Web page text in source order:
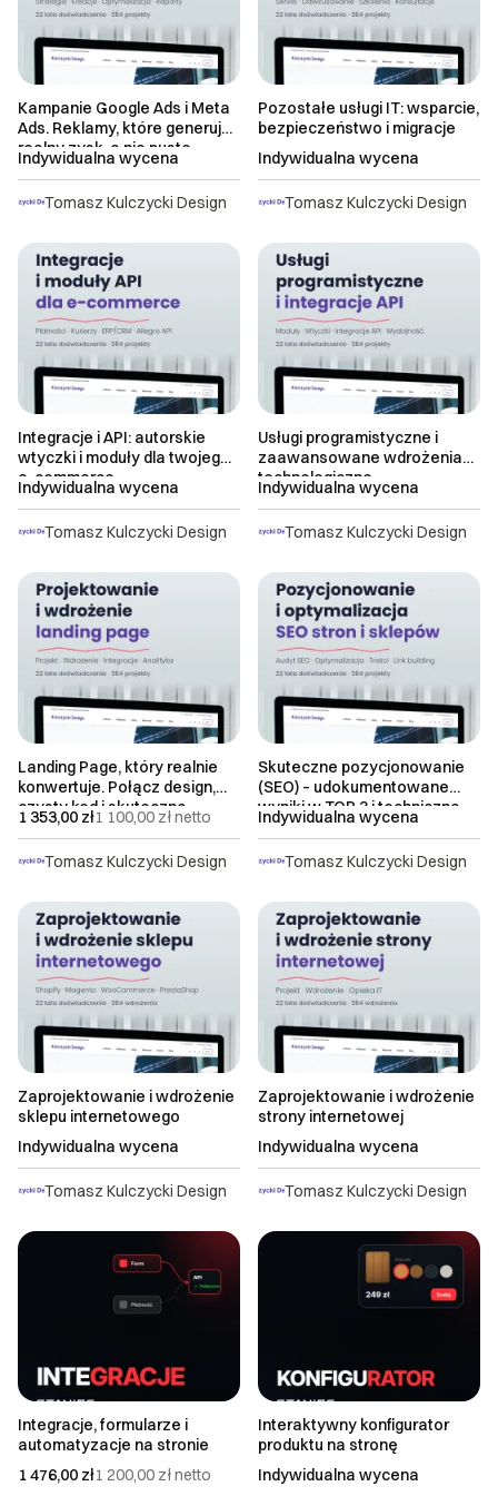
> 21 dni roboczych
do uzgodnienia
Najnowsze
Tomasz Kulczycki Design
Kampanie Google Ads i Meta
Ads. Reklamy, które generują
realny zysk, a nie puste
kliknięcia
Indywidualna wycena
Tomasz Kulczycki Design
Pozostałe usługi IT: wsparcie,
bezpieczeństwo i migracje
Indywidualna wycena
Tomasz Kulczycki Design
Integracje i API: autorskie
wtyczki i moduły dla twojego
e-commerce
Indywidualna wycena
Tomasz Kulczycki Design
Usługi programistyczne i
zaawansowane wdrożenia
technologiczne
Indywidualna wycena
Tomasz Kulczycki Design
Landing Page, który realnie
konwertuje. Połącz design,
czysty kod i skuteczną
sprzedaż
1 353,00 zł1 100,00 złnetto
Tomasz Kulczycki Design
Skuteczne pozycjonowanie
(SEO) – udokumentowane
wyniki w TOP 3 i techniczna
optymalizacja
Indywidualna wycena
Tomasz Kulczycki Design
Zaprojektowanie i wdrożenie
sklepu internetowego
Indywidualna wycena
Tomasz Kulczycki Design
Zaprojektowanie i wdrożenie
strony internetowej
Indywidualna wycena
Integracje, formularze i
automatyzacje na stronie
1 476,00 zł1 200,00 złnetto
Interaktywny konfigurator
produktu na stronę
Indywidualna wycena